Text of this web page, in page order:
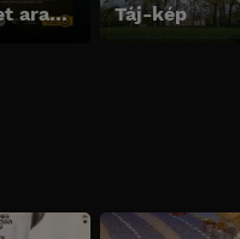
A nemzet aranyai sorozat - A teljes változat Táj-kép